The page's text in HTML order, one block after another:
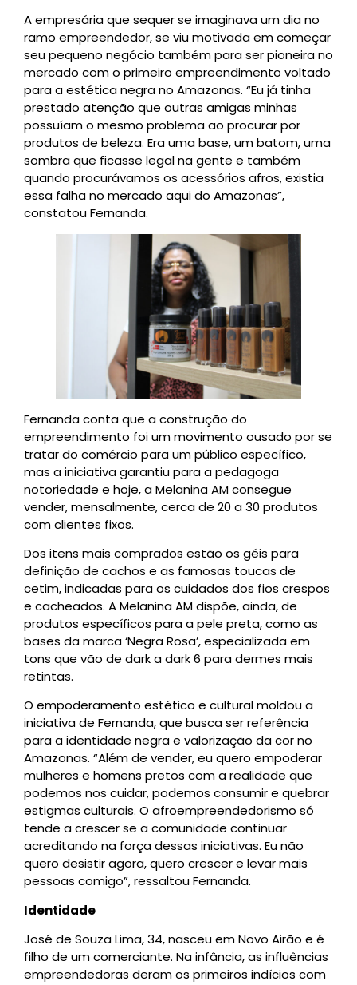
A empresária que sequer se imaginava um dia no
ramo empreendedor, se viu motivada em começar
seu pequeno negócio também para ser pioneira no
mercado com o primeiro empreendimento voltado
para a estética negra no Amazonas. “Eu já tinha
prestado atenção que outras amigas minhas
possuíam o mesmo problema ao procurar por
produtos de beleza. Era uma base, um batom, uma
sombra que ficasse legal na gente e também
quando procurávamos os acessórios afros, existia
essa falha no mercado aqui do Amazonas”,
constatou Fernanda.
Fernanda conta que a construção do
empreendimento foi um movimento ousado por se
tratar do comércio para um público específico,
mas a iniciativa garantiu para a pedagoga
notoriedade e hoje, a Melanina AM consegue
vender, mensalmente, cerca de 20 a 30 produtos
com clientes fixos.
Dos itens mais comprados estão os géis para
definição de cachos e as famosas toucas de
cetim, indicadas para os cuidados dos fios crespos
e cacheados. A Melanina AM dispõe, ainda, de
produtos específicos para a pele preta, como as
bases da marca ‘Negra Rosa’, especializada em
tons que vão de dark a dark 6 para dermes mais
retintas.
O empoderamento estético e cultural moldou a
iniciativa de Fernanda, que busca ser referência
para a identidade negra e valorização da cor no
Amazonas. “Além de vender, eu quero empoderar
mulheres e homens pretos com a realidade que
podemos nos cuidar, podemos consumir e quebrar
estigmas culturais. O afroempreendedorismo só
tende a crescer se a comunidade continuar
acreditando na força dessas iniciativas. Eu não
quero desistir agora, quero crescer e levar mais
pessoas comigo”, ressaltou Fernanda.
Identidade
José de Souza Lima, 34, nasceu em Novo Airão e é
filho de um comerciante. Na infância, as influências
empreendedoras deram os primeiros indícios com